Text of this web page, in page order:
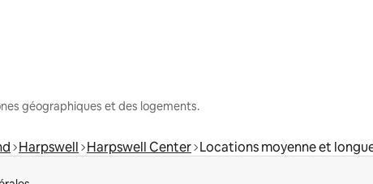
géographiques et des logements.
Harpswell Harpswell Center Locations moyenne et